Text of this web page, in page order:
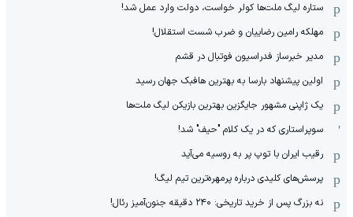
ستاره لیگ ملت‌ها کولر خواست، دولت وارد عمل شد!
مهلکه رامین رضاییان و ضرب شست استقلال!
مدیر خبرساز فدراسیون فوتبال در قشم
اولین پیشنهاد بارسا به بهترین هافبک جهان رسید
یک ژاپنی مشهور جایگزین بهترین بازیکن لیگ ملت‌ها
سوپراستاری که در یک کلام "حیف" شد!
رقیب ایران با توپ پر به روسیه می‌آید
پرسش‌های کلیدی درباره پرمهره‌ترین تیم لیگ!
نه بزرگ پس از خرید تاریخی: ۲۴۰ دقیقه جنون‌آمیز رئال!